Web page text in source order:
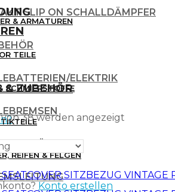
SLIP ON SCHALLDÄMPFER
BATTERIEN/ELEKTRIK
BREMSEN
Konto erstellen
& ARMATUREN
TEILE
SCHMIERSTOFFE
REIFEN & FELGEN
& ZUBEHÖR
von 38 werden angezeigt